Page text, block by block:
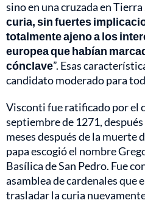
sino en una cruzada en Tierra
curia, sin fuertes
totalmente ajeno a los
europea que habían
cónclave”. Esas
candidato moderado para
Visconti fue ratificado por el
septiembre de 1271,
meses después de la muerte
papa escogió el nombre
Basílica de San Pedro. Fue
asamblea de cardenales que
trasladar la curia